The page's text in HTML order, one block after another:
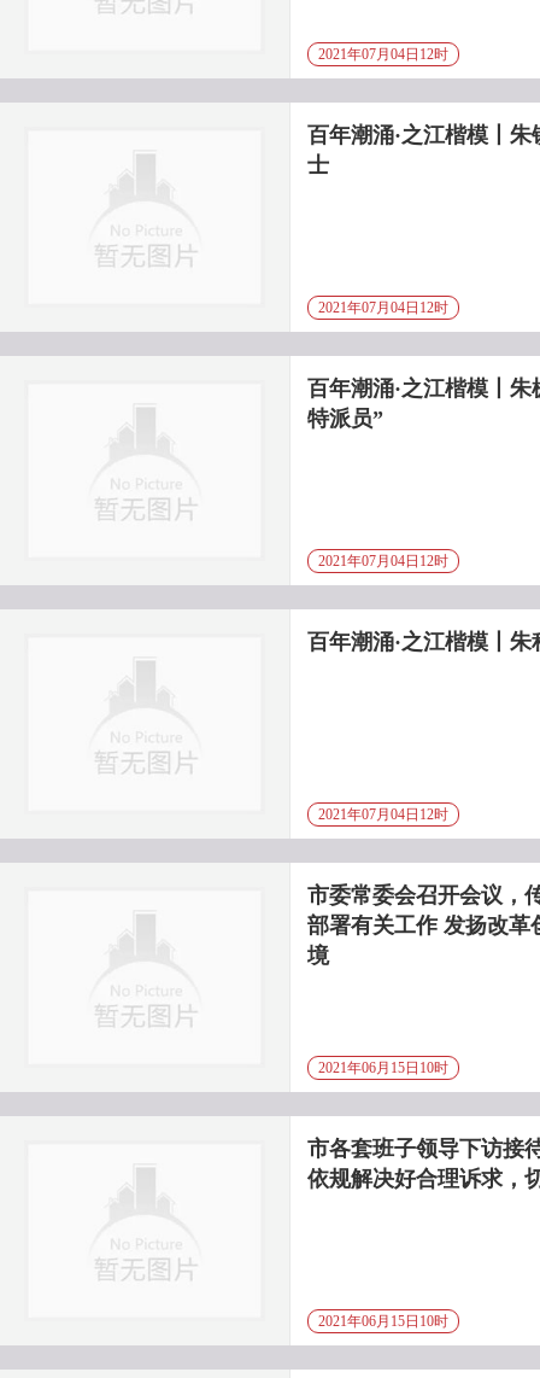
2021年07月04日12时
百年潮涌·之江楷模丨
士
2021年07月04日12时
百年潮涌·之江楷模丨
特派员”
2021年07月04日12时
百年潮涌·之江楷模丨
2021年07月04日12时
市委常委会召开会议，
部署有关工作 发扬改革
境
2021年06月15日10时
市各套班子领导下访接
依规解决好合理诉求，
2021年06月15日10时